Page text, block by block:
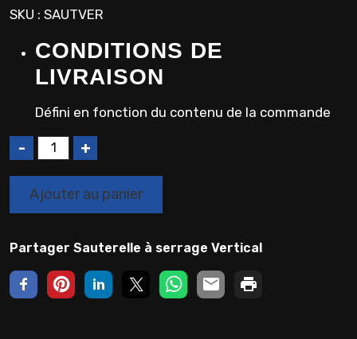
SKU : SAUTVER
CONDITIONS DE
LIVRAISON
Défini en fonction du contenu de la commande
u
i
é
Ajouter au panier
Partager Sauterelle à serrage Vertical